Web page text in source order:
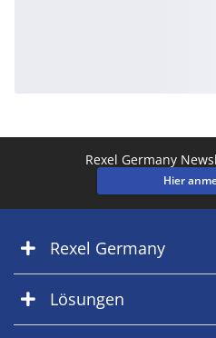
Rexel Germany
Hier
Rexel Germany
Lösungen